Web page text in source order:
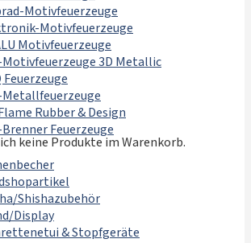
keine Produkte im Warenkorb.
Motivfeuerzeuge
Motivfeuerzeuge
Motivfeuerzeuge
3D Metallic
Feuerzeuge
Rubber & Design
Feuerzeuge
Shishazubehör
Display
& Stopfgeräte